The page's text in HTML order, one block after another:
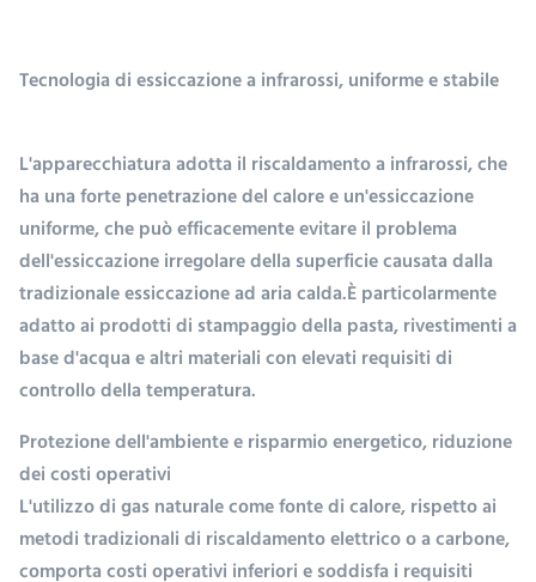
Tecnologia di essiccazione a infrarossi, uniforme e stabile
L'apparecchiatura adotta il riscaldamento a infrarossi, che
ha una forte penetrazione del calore e un'essiccazione
uniforme, che può efficacemente evitare il problema
dell'essiccazione irregolare della superficie causata dalla
tradizionale essiccazione ad aria calda.È particolarmente
adatto ai prodotti di stampaggio della pasta, rivestimenti a
base d'acqua e altri materiali con elevati requisiti di
controllo della temperatura.
Protezione dell'ambiente e risparmio energetico, riduzione
dei costi operativi
L'utilizzo di gas naturale come fonte di calore, rispetto ai
metodi tradizionali di riscaldamento elettrico o a carbone,
comporta costi operativi inferiori e soddisfa i requisiti